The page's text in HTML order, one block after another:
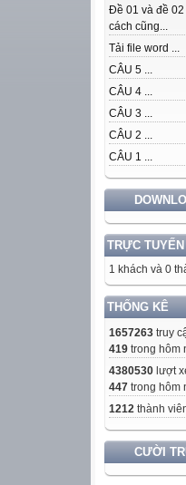
Đề 01 và đề
cách cũng...
Tải file word ...
CÂU 5 ...
CÂU 4 ...
CÂU 3 ...
CÂU 2 ...
CÂU 1 ...
TRỰC TUYẾN
1 khách và 0
THỐNG KÊ
1657263 truy
419 trong hôm
4380530 lượt
447 trong hôm
1212 thành
CƯỜI